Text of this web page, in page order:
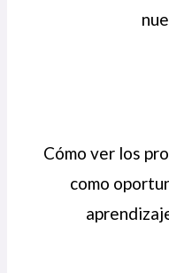
Cómo ver los
como